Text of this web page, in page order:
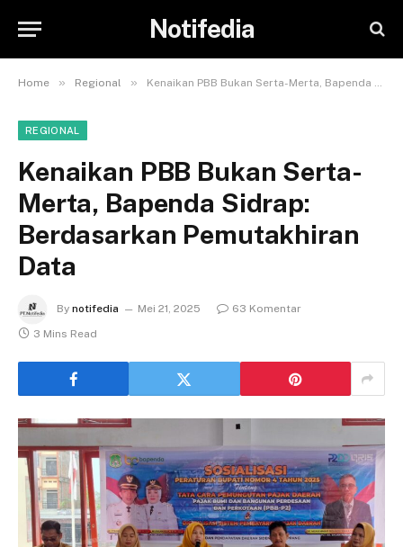
Notifedia
Home » Regional » Kenaikan PBB Bukan Serta-Merta, Bapenda Sidrap: Berdasarkan Pemutakhiran Data
REGIONAL
Kenaikan PBB Bukan Serta-
Merta, Bapenda Sidrap:
Berdasarkan Pemutakhiran
Data
By notifedia Mei 21, 2025
63 Komentar
3 Mins Read